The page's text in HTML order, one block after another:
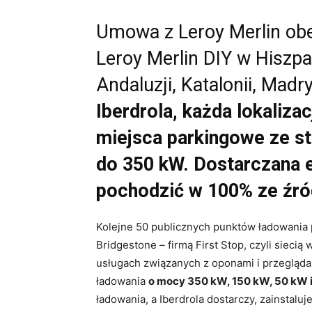
Umowa z Leroy Merlin
Leroy Merlin DIY w
Andaluzji, Katalonii,
Iberdrola, każda
miejsca parkingowe ze
do 350 kW. Dostarczana
pochodzić w 100% ze
Kolejne 50 publicznych punktów
Bridgestone – firmą First Stop, czyli siecią
usługach związanych z oponami i
ładowania o mocy 350 kW, 150 kW, 50 kW
ładowania, a Iberdrola dostarczy,